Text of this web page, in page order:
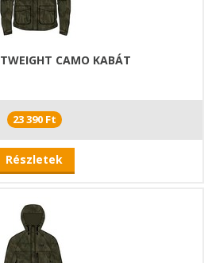
CAMO KABÁT
23 390 Ft
Részletek